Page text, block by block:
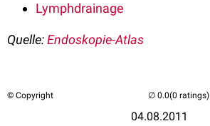
Lymphdrainage
Quelle:Endoskopie-Atlas
© Copyright
04.08.2011
(0 ratings)